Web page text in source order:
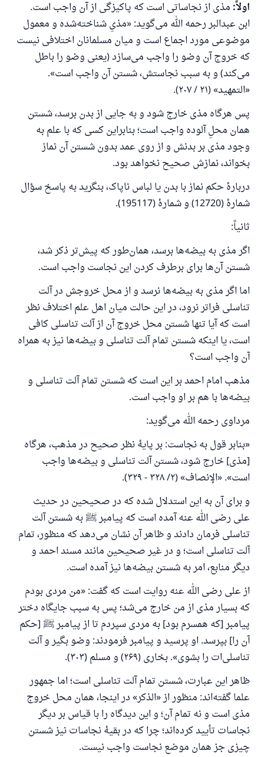
اولاً: مذی از نجاساتی است که پاکیزگی از آن واجب است.
ابن‌ عبدالبر رحمه الله می‌گوید: «مذیِ شناخته‌شده و معمول
موضوعی مورد اجماع است و میان مسلمانان اختلافی نیست
که خروج آن وضو را واجب می‌سازد (یعنی وضو را باطل
می‌کند) و به سبب نجاستش، شستن آن واجب است».
«التمهيد» (۲۱ / ۲۰۷).
پس هرگاه مذی خارج شود و به جایی از بدن برسد، شستن
همان محلِ آلوده واجب است؛ بنابراین کسی که با علم به
وجود مذی بر بدنش و از روی عمد بدون شستن آن نماز
بخواند، نمازش صحیح نخواهد بود.
دربارهٔ حکم نماز با بدن یا لباس ناپاک، بنگرید به پاسخ سؤال
شمارهٔ (12720) و شمارهٔ (195117).
ثانیاً:
اگر مذی به بیضه‌ها برسد، همان‌طور که پیش‌تر ذکر شد،
شستن آن‌ها برای برطرف کردن این نجاست واجب است.
اما اگر مذی به بیضه‌ها نرسد و از محل خروجش در آلت
تناسلی فراتر نرود، در این حالت میان اهل علم اختلاف‌ نظر
است که آیا تنها شستن محل خروج آن از آلت تناسلی کافی
است، یا اینکه شستن تمام آلت تناسلی و بیضه‌ها نیز به همراه
آن واجب است؟
مذهب امام احمد بر این است که شستن تمام آلت تناسلی و
بیضه‌ها با هم بر او واجب است.
مرداوی رحمه الله می‌گوید:
«بنابر قول به نجاست: بر پایهٔ نظر صحیح در مذهب، هرگاه
[مذی] خارج شود، شستن آلت تناسلی و بیضه‌ها واجب
است». «الإنصاف» (۲/ ۳۲۸ - ۳۲۹).
و برای آن به این استدلال شده که در صحیحین در حدیث
علی رضی الله عنه آمده است که پیامبر ﷺ به شستن آلت
تناسلی فرمان دادند و ظاهر آن نشان می‌دهد که منظور، تمام
آلت تناسلی است؛ و در غیر صحیحین مانند مسند احمد و
دیگر منابع، امر به شستن بیضه‌ها نیز آمده است.
از علی رضی الله عنه روایت است که گفت: «من مردی بودم
که بسیار مذی از من خارج می‌شد؛ پس به سبب جایگاه دختر
پیامبر [که همسرم بود] به مردی سپردم تا از پیامبر ﷺ [حکم
آن را] بپرسد. او پرسید و پیامبر فرمودند: وضو بگیر و آلت
تناسلی‌ات را بشوی». بخاری (۲۶۹) و مسلم (۳۰۳).
ظاهر این عبارت، شستن تمام آلت تناسلی است؛ اما جمهور
علما گفته‌اند: منظور از «الذكر» در اینجا، همان محل خروج
مذی است و نه تمام آن؛ و این دیدگاه را با قیاس بر دیگر
نجاسات تأیید کرده‌اند؛ چرا که در بقیهٔ نجاسات نیز شستن
چیزی جز همان موضع نجاست واجب نیست.